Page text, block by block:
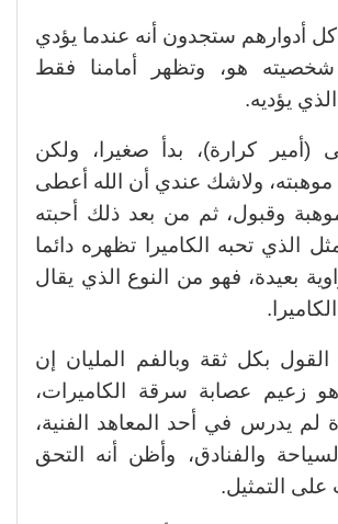
أدوارهم ستجدون أنه عندما يؤدي
هو، وتظهر أمامنا فقط
يؤديه.
(أمير كرارة)، بدأ صغيرا، ولكن
موهبته، ولاشك عندي أن الله أعطى
وقبول، ثم من بعد ذلك أحبته
الذي تحبه الكاميرا تظهره دائما
بعيدة، فهو من النوع الذي يقال
بكل ثقة وبالفم المليان إن
زعيم عصابة سرقة الكاميرات،
لم يدرس في أحد المعاهد الفنية،
والفنادق، وأظن أنه التحق
التمثيل.